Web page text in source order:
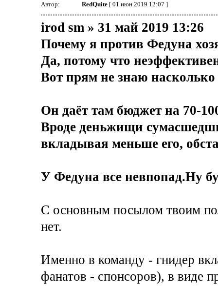
Автор: RedQuite[ 01 июн 2019 12:07 ]
irod sm » 31 май 2019 13:26
Почему я против Федуна
Да, потому что
Вот прям не знаю
Он даёт там бюджет на 70-
Вроде деньжищи
вкладывая меньше его,
У Федуна все невпопад.Ну
С основным посылом твоим
нет.
Именно в команду - гнидер
фанатов - спонсоров), в виде